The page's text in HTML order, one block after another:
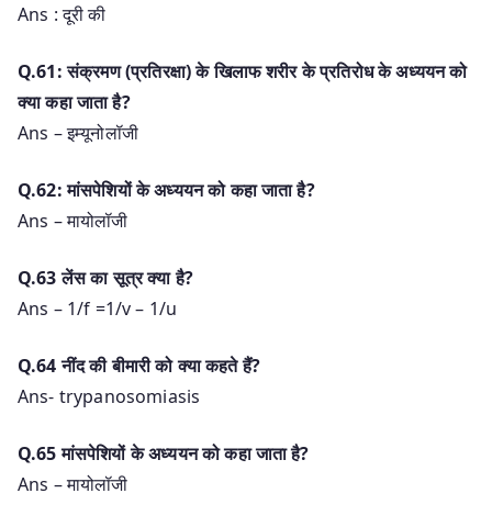
Ans : दूरी की
Q.61: संक्रमण (प्रतिरक्षा) के खिलाफ शरीर के प्रतिरोध के अध्ययन को
क्या कहा जाता है?
Ans – इम्यूनोलॉजी
Q.62: मांसपेशियों के अध्ययन को कहा जाता है?
Ans – मायोलॉजी
Q.63 लेंस का सूत्र क्या है?
Ans – 1/f =1/v – 1/u
Q.64 नींद की बीमारी को क्या कहते हैं?
Ans- trypanosomiasis
Q.65 मांसपेशियों के अध्ययन को कहा जाता है?
Ans – मायोलॉजी